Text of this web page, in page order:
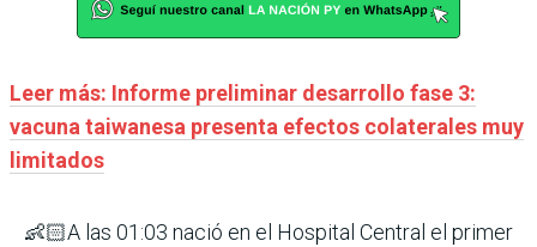
Leer más: Informe preliminar desarrollo fase 3:
vacuna taiwanesa presenta efectos colaterales muy
limitados
👶🏻A las 01:03 nació en el Hospital Central el primer